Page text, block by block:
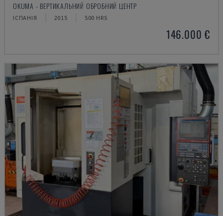
OKUMA - ВЕРТИКАЛЬНИЙ ОБРОБНИЙ ЦЕНТР
ІСПАНІЯ 2015 500 HRS
146.000 €